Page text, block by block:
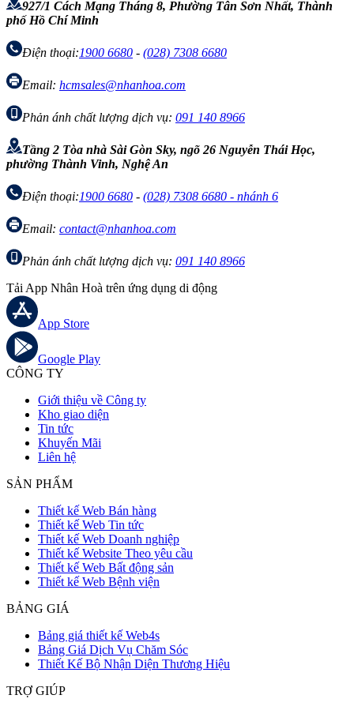
927/1 Cách Mạng Tháng 8, Phường Tân Sơn Nhất, Thành
phố Hồ Chí Minh
Điện thoại:1900 6680 - (028) 7308 6680
Email: hcmsales@nhanhoa.com
Phản ánh chất lượng dịch vụ: 091 140 8966
Tầng 2 Tòa nhà Sài Gòn Sky, ngõ 26 Nguyễn Thái Học,
phường Thành Vinh, Nghệ An
Điện thoại:1900 6680 - (028) 7308 6680 - nhánh 6
Email: contact@nhanhoa.com
Phản ánh chất lượng dịch vụ: 091 140 8966
Tải App Nhân Hoà trên ứng dụng di động
App Store
Google Play
CÔNG TY
Giới thiệu về Công ty
Kho giao diện
Tin tức
Khuyến Mãi
Liên hệ
SẢN PHẨM
Thiết kế Web Bán hàng
Thiết kế Web Tin tức
Thiết kế Web Doanh nghiệp
Thiết kế Website Theo yêu cầu
Thiết kế Web Bất động sản
Thiết kế Web Bệnh viện
BẢNG GIÁ
Bảng giá thiết kế Web4s
Bảng Giá Dịch Vụ Chăm Sóc
Thiết Kế Bộ Nhận Diện Thương Hiệu
TRỢ GIÚP